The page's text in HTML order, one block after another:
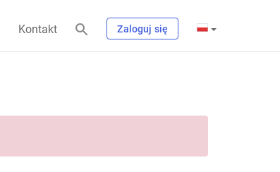
Kontakt Zaloguj się